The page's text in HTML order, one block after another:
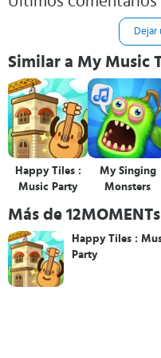
Dejar
Similar a My Music
Happy Tiles :
Music Party
My Singing
Monsters
Más de
Happy Tiles :
Party